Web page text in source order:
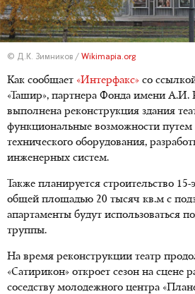
© Д.К. Зимников / Wikimapia.org
Как сообщает «Интерфакс» со
«Ташир», партнера Фонда имени А.И.
выполнена реконструкция здания
функциональные возможности
технического оборудования,
инженерных систем.
Также планируется строительство 15-
общей площадью 20 тысяч кв.м с
апартаменты будут использоваться
труппы.
На время реконструкции театр
«Сатирикон» откроет сезон на сцене
соседству молодежного центра